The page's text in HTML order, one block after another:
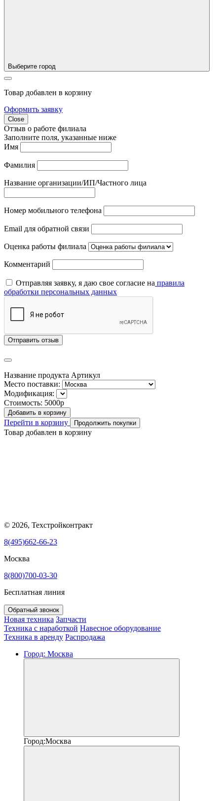
Выберите город
Товар добавлен в корзину
Оформить заявку
Close
Отзыв о работе филиала
Заполните поля, указанные ниже
Имя
Фамилия
Название организации/ИП/Частного лица
Номер мобильного телефона
Email для обратной связи
Оценка работы филиала
Комментарий
Отправляя заявку, я даю свое согласие на правила
обработки персональных данных
Отправить отзыв
Название продукта Артикул
Место поставки:
Модификация:
Стоимость: 5000р
Добавить в корзину
Перейти в корзину Продолжить покупки
Товар добавлен в корзину
© 2026, Техстройконтракт
8(495)662-66-23
Москва
8(800)700-03-30
Бесплатная линия
Обратный звонок
Новая техника Запчасти
Техника с наработкой Навесное оборудование
Техника в аренду Распродажа
Город: Москва
Город:Москва